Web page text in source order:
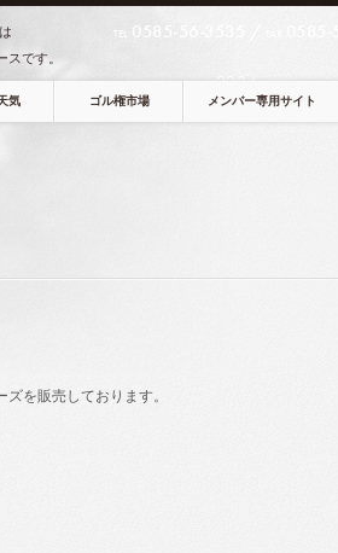
です。
TEL 0585-56-3535 /
2234
気 ゴル権市場 メンバー専用サイト
を販売しております。